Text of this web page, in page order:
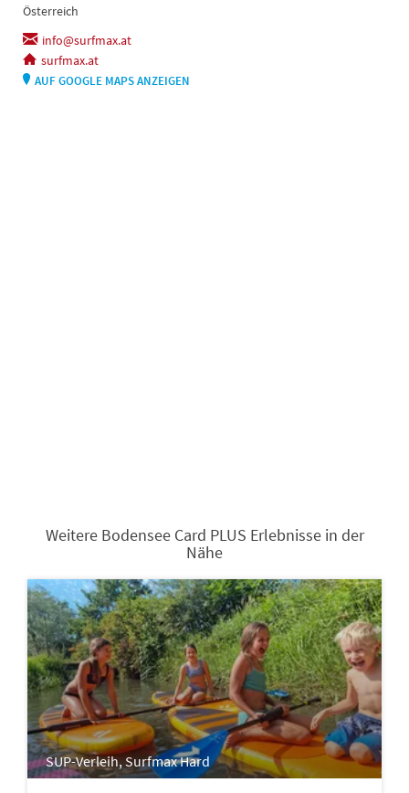
Österreich
info@surfmax.at
surfmax.at
AUF GOOGLE MAPS ANZEIGEN
Weitere Bodensee Card PLUS Erlebnisse in der
Nähe
SUP-Verleih, Surfmax Hard